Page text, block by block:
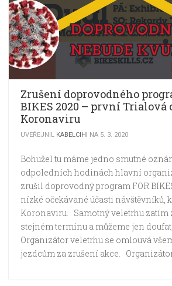
Zrušení doprovodného
BIKES 2020 – první Trialová
Koronaviru
UVEŘEJNIL KABELCIHI NA 5. 3. 2020
Bohužel tu máme jedno smutné
odpoledních hodinách hlavní
zrušil doprovodný program FOR
nízké očekávané účasti návštěvníků,
Koronaviru. Samotný veletrhu zatím
stejném termínu a můžeme jen
Organizátor veletrhu se omlouvá
jezdcům za zrušení akce.